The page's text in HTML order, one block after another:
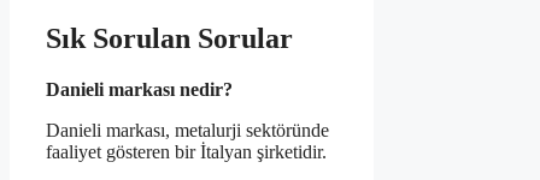
Sık Sorulan Sorular
Danieli markası nedir?
Danieli markası, metalurji sektöründe
faaliyet gösteren bir İtalyan şirketidir.